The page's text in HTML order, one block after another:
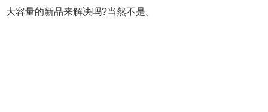
大容量的新品来解决吗?当然不是。